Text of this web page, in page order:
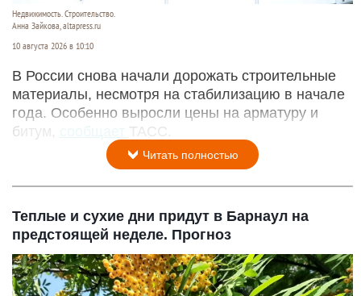
Недвижимость. Строительство.
Анна Зайкова, altapress.ru
10 августа 2026 в 10:10
В России снова начали дорожать строительные
материалы, несмотря на стабилизацию в начале
года. Особенно выросли цены на арматуру и
битум,
сообщает ТАСС.
Читать полностью
Теплые и сухие дни придут в Барнаул на
предстоящей неделе. Прогноз